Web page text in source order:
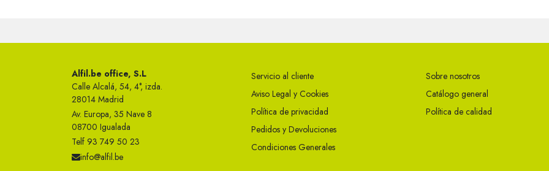
Alfil.be office, S.L
Calle Alcalá, 54, 4°, izda.
28014 Madrid
Av. Europa, 35 Nave 8
08700 Igualada
Telf 93 749 50 23
info@alfil.be
Servicio al cliente
Aviso Legal y Cookies
Política de privacidad
Pedidos y Devoluciones
Condiciones Generales
Sobre nosotros
Catálogo general
Política de calidad